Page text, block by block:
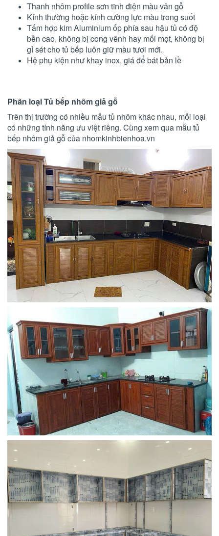
Thanh nhôm profile sơn tĩnh điện màu vân gỗ
Kính thường hoặc kính cường lực màu trong suốt
Tấm hợp kim Aluminium ốp phía sau hậu tủ có độ
bền cao, không bị cong vênh hay mối mọt, không bị
gỉ sét cho tủ bếp luôn giữ màu tươi mới.
Hệ phụ kiện như khay inox, giá để bát bản lề
Phân loại Tủ bếp nhôm giả gỗ
Trên thị trường có nhiều mẫu tủ nhôm khác nhau, mỗi loại
có những tính năng ưu việt riêng. Cùng xem qua mẫu tủ
bếp nhôm giả gỗ của nhomkinhbienhoa.vn